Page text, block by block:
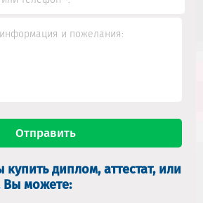
купить диплом, аттестат, или
Вы можете: